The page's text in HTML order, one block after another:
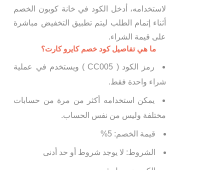
لاستخدامه، أدخل الكود في خانة كوبون الخصم
أثناء إتمام الطلب ليتم تطبيق التخفيض مباشرة
على قيمة الشراء.
ما هي تفاصيل كود خصم كايرو كارت؟
رمز الكود ( CC005 ) ويستخدم في عملية
شراء واحدة فقط.
يمكن استخدامه أكثر من مرة من حسابات
مختلفة وليس من نفس الحساب.
قيمة الخصم: 5%
الشروط: لا يوجد شروط أو حد أدنى